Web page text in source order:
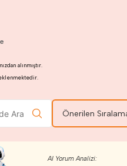
alınmıştır.
Önerilen
AI Yorum Analizi: